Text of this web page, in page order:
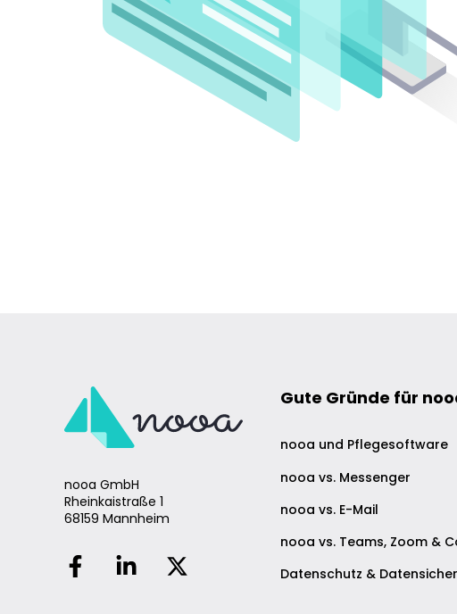
nooa GmbH
Rheinkaistraße 1
68159 Mannheim
Gute Gründe für
nooa und Pflegesoftware
nooa vs. Messenger
nooa vs. E-Mail
nooa vs. Teams, Zoom &
Datenschutz &